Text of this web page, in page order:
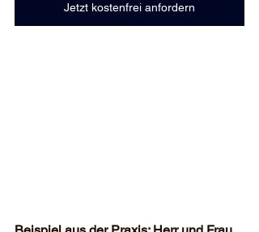
Jetzt kostenfrei anfordern